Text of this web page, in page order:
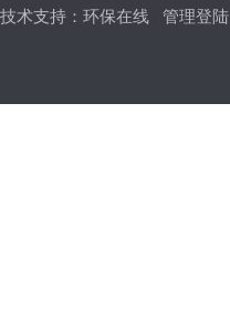
技术支持： 环保在线 管理登陆